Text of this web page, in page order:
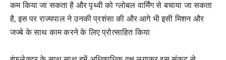
कम किया जा सकता है और पृथ्वी को ग्लोबल वार्मिंग से बचाया जा सकता
है, इस पर राज्यपाल ने उनकी प्रशंसा की और आगे भी इसी मिशन और
जज्बे के साथ काम करने के लिए प्रोत्साहित किया